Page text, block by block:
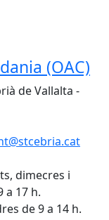
(OAC)
de Vallalta -
dimecres i
a 17 h.
de 9 a 14 h.